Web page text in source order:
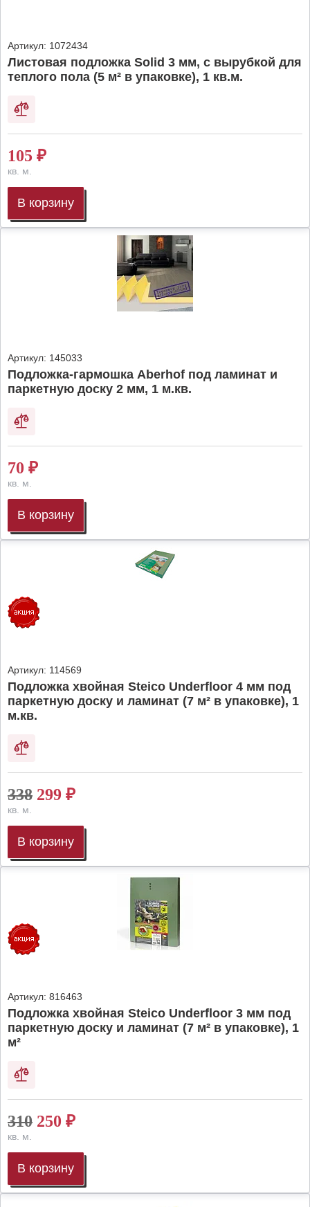
Артикул: 1072434
Листовая подложка Solid 3 мм, с вырубкой для
теплого пола (5 м² в упаковке), 1 кв.м.
105 ₽
кв. м.
В корзину
Артикул: 145033
Подложка-гармошка Aberhof под ламинат и
паркетную доску 2 мм, 1 м.кв.
70 ₽
кв. м.
В корзину
Артикул: 114569
Подложка хвойная Steico Underfloor 4 мм под
паркетную доску и ламинат (7 м² в упаковке), 1
м.кв.
338 299 ₽
кв. м.
В корзину
Артикул: 816463
Подложка хвойная Steico Underfloor 3 мм под
паркетную доску и ламинат (7 м² в упаковке), 1
м²
310 250 ₽
кв. м.
В корзину